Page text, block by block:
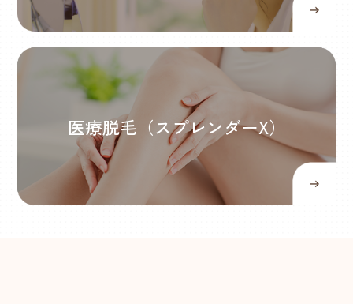
医療脱毛（スプレンダーX）